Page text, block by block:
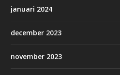
januari 2024
december 2023
november 2023